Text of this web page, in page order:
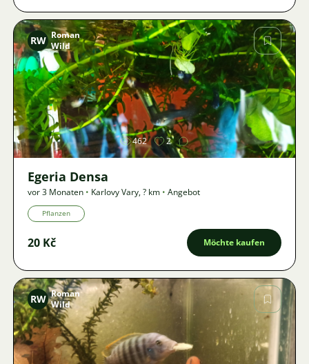
Bild
RW Roman
Wild
462 2
Egeria Densa
vor 3 Monaten • Karlovy Vary,? km • Angebot
Pflanzen
20 Kč Möchte kaufen
Bild
RW Roman
Wild